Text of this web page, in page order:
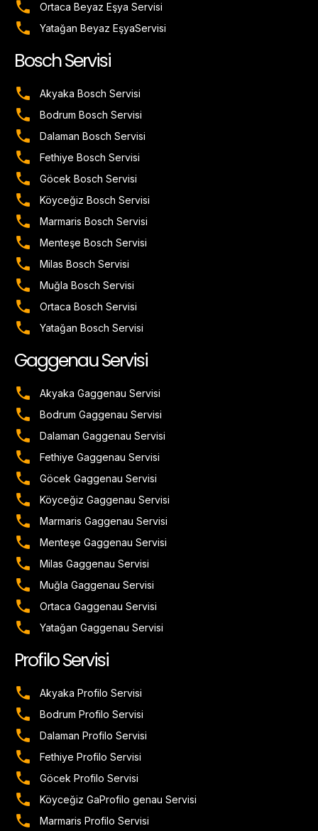
Ortaca Beyaz Eşya Servisi
Yatağan Beyaz EşyaServisi
Bosch Servisi
Akyaka Bosch Servisi
Bodrum Bosch Servisi
Dalaman Bosch Servisi
Fethiye Bosch Servisi
Göcek Bosch Servisi
Köyceğiz Bosch Servisi
Marmaris Bosch Servisi
Menteşe Bosch Servisi
Milas Bosch Servisi
Muğla Bosch Servisi
Ortaca Bosch Servisi
Yatağan Bosch Servisi
Gaggenau Servisi
Akyaka Gaggenau Servisi
Bodrum Gaggenau Servisi
Dalaman Gaggenau Servisi
Fethiye Gaggenau Servisi
Göcek Gaggenau Servisi
Köyceğiz Gaggenau Servisi
Marmaris Gaggenau Servisi
Menteşe Gaggenau Servisi
Milas Gaggenau Servisi
Muğla Gaggenau Servisi
Ortaca Gaggenau Servisi
Yatağan Gaggenau Servisi
Profilo Servisi
Akyaka Profilo Servisi
Bodrum Profilo Servisi
Dalaman Profilo Servisi
Fethiye Profilo Servisi
Göcek Profilo Servisi
Köyceğiz GaProfilo genau Servisi
Marmaris Profilo Servisi